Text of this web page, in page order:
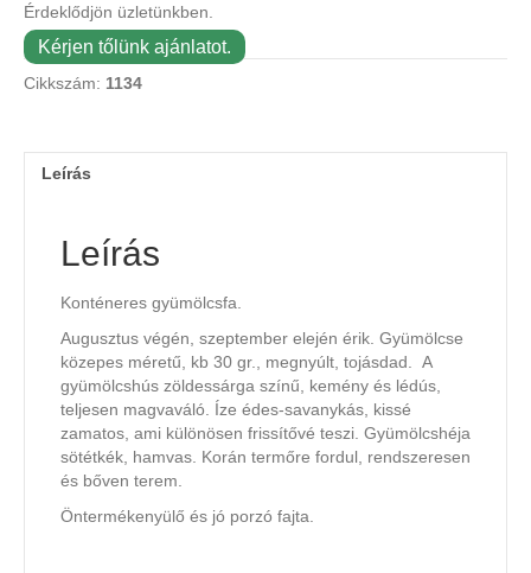
Érdeklődjön üzletünkben.
Kérjen tőlünk ajánlatot.
Cikkszám: 1134
Leírás
Leírás
Konténeres gyümölcsfa.
Augusztus végén, szeptember elején érik. Gyümölcse
közepes méretű, kb 30 gr., megnyúlt, tojásdad. A
gyümölcshús zöldessárga színű, kemény és lédús,
teljesen magvaváló. Íze édes-savanykás, kissé
zamatos, ami különösen frissítővé teszi. Gyümölcshéja
sötétkék, hamvas. Korán termőre fordul, rendszeresen
és bőven terem.
Öntermékenyülő és jó porzó fajta.